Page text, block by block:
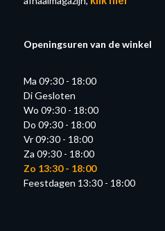
Openingsuren van de winkel
Ma 09:30 - 18:00
Di Gesloten
Wo 09:30 - 18:00
Do 09:30 - 18:00
Vr 09:30 - 18:00
Za 09:30 - 18:00
Zo 13:30 - 18:00
Feestdagen 13:30 - 18:00